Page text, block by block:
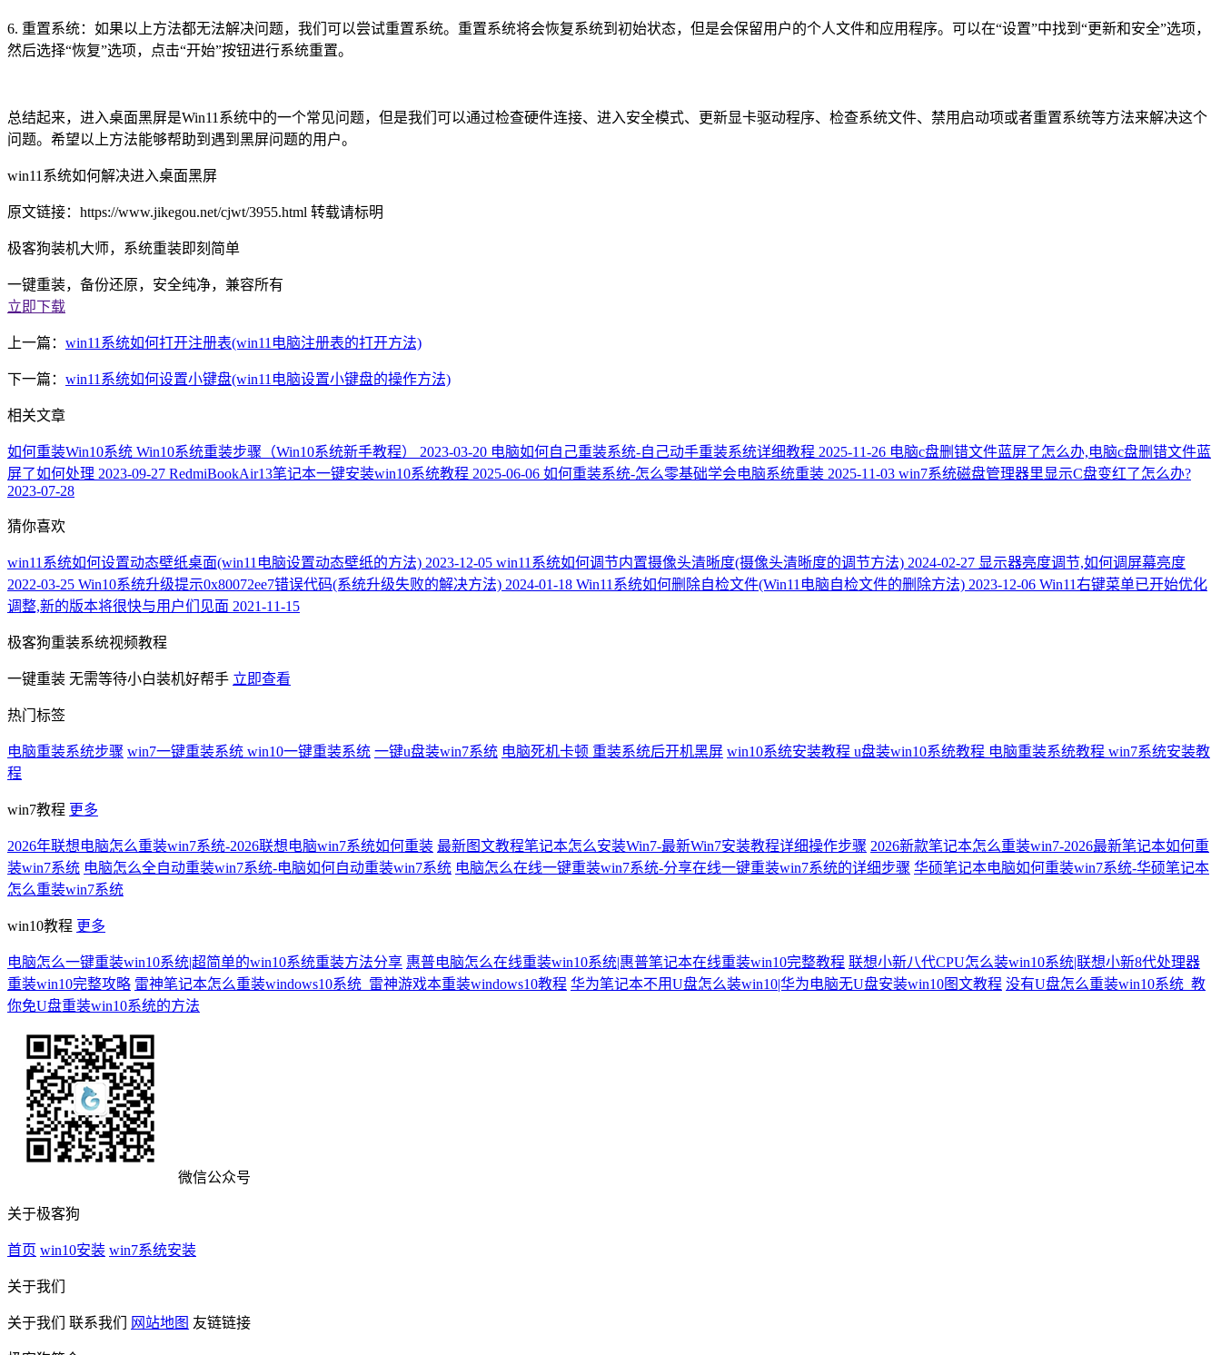
6. 重置系统：如果以上方法都无法解决问题，我们可以尝试重置系统。重置系统将会恢复系统到初始状态，但是会保留用户的个人文件和应用程序。可以在“设置”中找到“更新和安全”选项，
然后选择“恢复”选项，点击“开始”按钮进行系统重置。
总结起来，进入桌面黑屏是Win11系统中的一个常见问题，但是我们可以通过检查硬件连接、进入安全模式、更新显卡驱动程序、检查系统文件、禁用启动项或者重置系统等方法来解决这个
问题。希望以上方法能够帮助到遇到黑屏问题的用户。
win11系统如何解决进入桌面黑屏
原文链接：https://www.jikegou.net/cjwt/3955.html 转载请标明
极客狗装机大师，系统重装即刻简单
一键重装，备份还原，安全纯净，兼容所有
立即下载
上一篇： win11系统如何打开注册表(win11电脑注册表的打开方法)
下一篇： win11系统如何设置小键盘(win11电脑设置小键盘的操作方法)
相关文章
如何重装Win10系统 Win10系统重装步骤（Win10系统新手教程） 2023-03-20 电脑如何自己重装系统-自己动手重装系统详细教程 2025-11-26 电脑c盘删错文件蓝屏了怎么办,电脑c盘删错文件蓝
屏了如何处理 2023-09-27 RedmiBookAir13笔记本一键安装win10系统教程 2025-06-06 如何重装系统-怎么零基础学会电脑系统重装 2025-11-03 win7系统磁盘管理器里显示C盘变红了怎么办?
2023-07-28
猜你喜欢
win11系统如何设置动态壁纸桌面(win11电脑设置动态壁纸的方法) 2023-12-05 win11系统如何调节内置摄像头清晰度(摄像头清晰度的调节方法) 2024-02-27 显示器亮度调节,如何调屏幕亮度
2022-03-25 Win10系统升级提示0x80072ee7错误代码(系统升级失败的解决方法) 2024-01-18 Win11系统如何删除自检文件(Win11电脑自检文件的删除方法) 2023-12-06 Win11右键菜单已开始优化
调整,新的版本将很快与用户们见面 2021-11-15
极客狗重装系统视频教程
一键重装 无需等待小白装机好帮手 立即查看
热门标签
电脑重装系统步骤 win7一键重装系统 win10一键重装系统 一键u盘装win7系统 电脑死机卡顿 重装系统后开机黑屏 win10系统安装教程 u盘装win10系统教程 电脑重装系统教程 win7系统安装教
程
win7教程 更多
2026年联想电脑怎么重装win7系统-2026联想电脑win7系统如何重装 最新图文教程笔记本怎么安装Win7-最新Win7安装教程详细操作步骤 2026新款笔记本怎么重装win7-2026最新笔记本如何重
装win7系统 电脑怎么全自动重装win7系统-电脑如何自动重装win7系统 电脑怎么在线一键重装win7系统-分享在线一键重装win7系统的详细步骤 华硕笔记本电脑如何重装win7系统-华硕笔记本
怎么重装win7系统
win10教程 更多
电脑怎么一键重装win10系统|超简单的win10系统重装方法分享 惠普电脑怎么在线重装win10系统|惠普笔记本在线重装win10完整教程 联想小新八代CPU怎么装win10系统|联想小新8代处理器
重装win10完整攻略 雷神笔记本怎么重装windows10系统_雷神游戏本重装windows10教程 华为笔记本不用U盘怎么装win10|华为电脑无U盘安装win10图文教程 没有U盘怎么重装win10系统_教
你免U盘重装win10系统的方法
微信公众号
关于极客狗
首页 win10安装 win7系统安装
关于我们
关于我们 联系我们 网站地图 友链链接